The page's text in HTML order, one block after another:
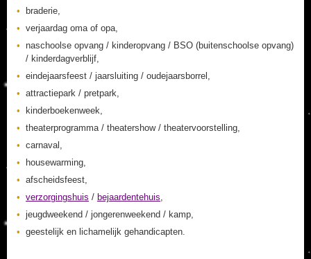
braderie,
verjaardag oma of opa,
naschoolse opvang / kinderopvang / BSO (buitenschoolse opvang)
/ kinderdagverblijf,
eindejaarsfeest / jaarsluiting / oudejaarsborrel,
attractiepark / pretpark,
kinderboekenweek,
theaterprogramma / theatershow / theatervoorstelling,
carnaval,
housewarming,
afscheidsfeest,
verzorgingshuis / bejaardentehuis,
jeugdweekend / jongerenweekend / kamp,
geestelijk en lichamelijk gehandicapten.